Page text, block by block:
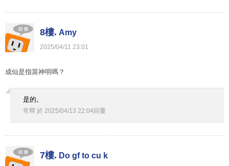
8樓. Amy
2025/04/11 23:01
成仙是指當神明嗎？
是的。
常釋 於 2025/04/13 22:04回覆
7樓. Do gf to cu k